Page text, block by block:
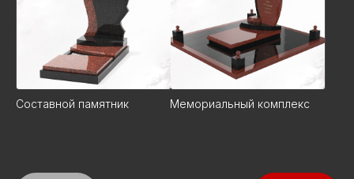
Составной памятник Мемориальный комплекс